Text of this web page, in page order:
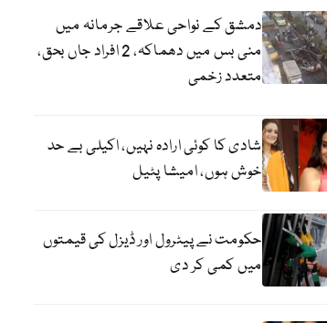
دمشق کے نواحی علاقے جرمانہ میں
منی بس میں دھماکہ، 2 افراد جاں بحق،
متعدد زخمی
شادی کا کوئی ارادہ نہیں، اکیلی بے حد
خوش ہوں، امیشا پٹیل
حکومت نے پیٹرول اور ڈیزل کی قیمتوں
میں کمی کر دی